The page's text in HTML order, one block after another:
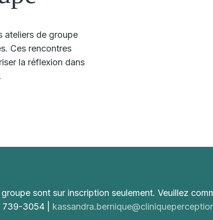
ateliers de groupe
Ces rencontres
la réflexion dans
sont sur inscription seulement. Veuillez
739-3054 |